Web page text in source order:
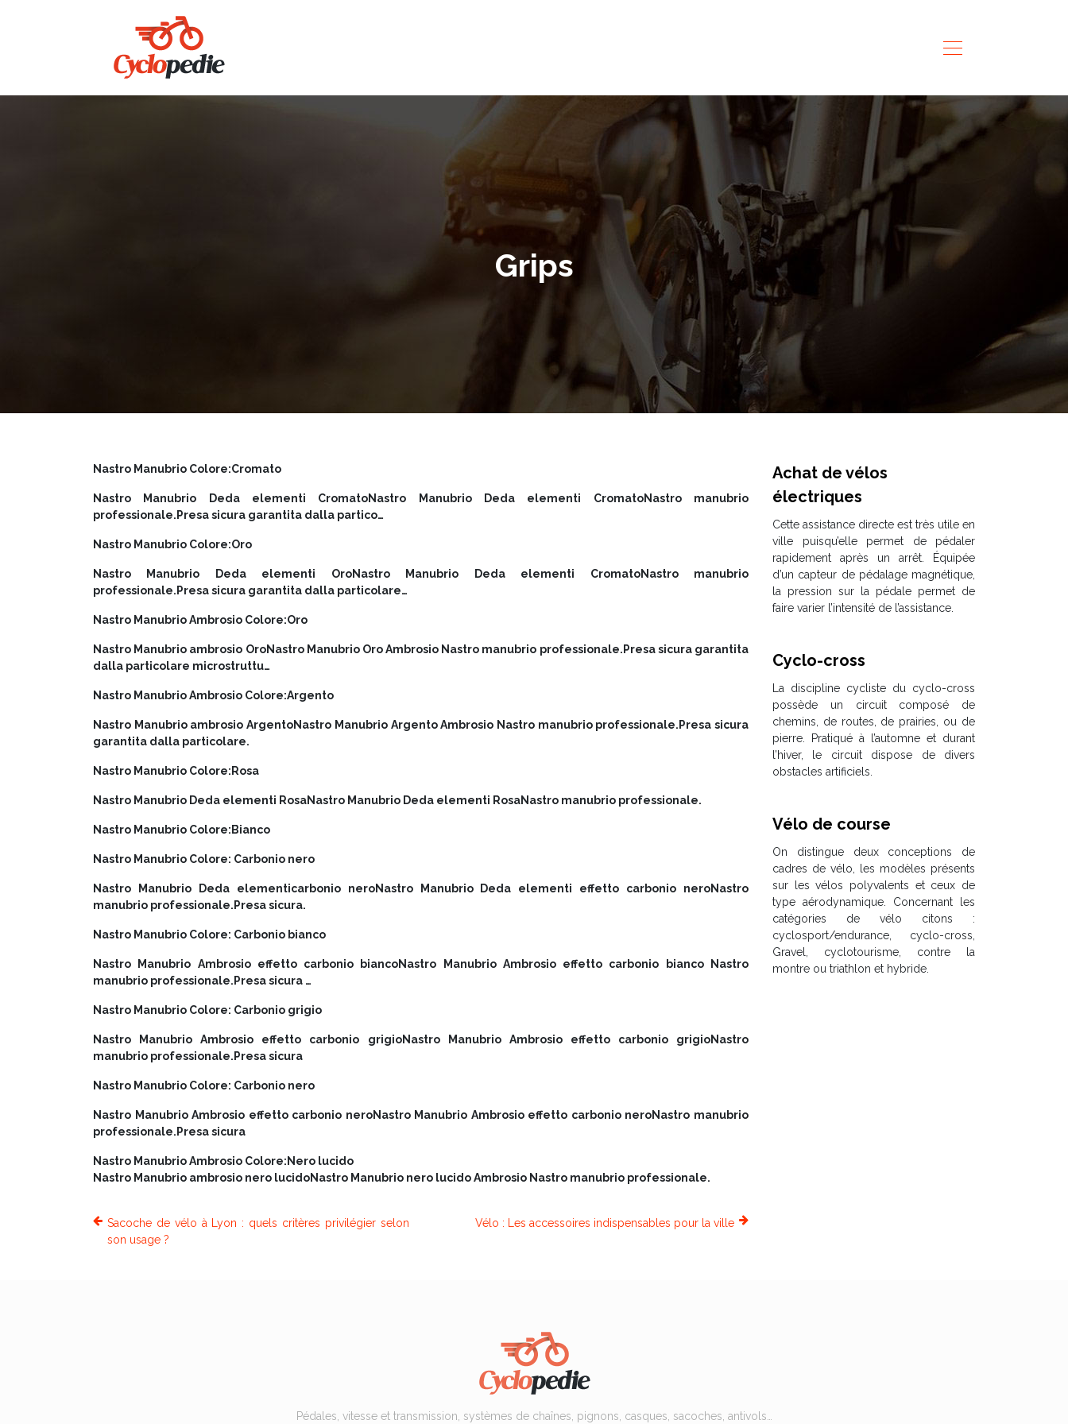
Grips
Nastro Manubrio Colore:Cromato
Nastro Manubrio Deda elementi CromatoNastro Manubrio Deda elementi CromatoNastro manubrio
professionale.Presa sicura garantita dalla partico…
Nastro Manubrio Colore:Oro
Nastro Manubrio Deda elementi OroNastro Manubrio Deda elementi CromatoNastro manubrio
professionale.Presa sicura garantita dalla particolare…
Nastro Manubrio Ambrosio Colore:Oro
Nastro Manubrio ambrosio OroNastro Manubrio Oro Ambrosio Nastro manubrio professionale.Presa sicura garantita
dalla particolare microstruttu…
Nastro Manubrio Ambrosio Colore:Argento
Nastro Manubrio ambrosio ArgentoNastro Manubrio Argento Ambrosio Nastro manubrio professionale.Presa sicura
garantita dalla particolare.
Nastro Manubrio Colore:Rosa
Nastro Manubrio Deda elementi RosaNastro Manubrio Deda elementi RosaNastro manubrio professionale.
Nastro Manubrio Colore:Bianco
Nastro Manubrio Colore: Carbonio nero
Nastro Manubrio Deda elementicarbonio neroNastro Manubrio Deda elementi effetto carbonio neroNastro
manubrio professionale.Presa sicura.
Nastro Manubrio Colore: Carbonio bianco
Nastro Manubrio Ambrosio effetto carbonio biancoNastro Manubrio Ambrosio effetto carbonio bianco Nastro
manubrio professionale.Presa sicura …
Nastro Manubrio Colore: Carbonio grigio
Nastro Manubrio Ambrosio effetto carbonio grigioNastro Manubrio Ambrosio effetto carbonio grigioNastro
manubrio professionale.Presa sicura
Nastro Manubrio Colore: Carbonio nero
Nastro Manubrio Ambrosio effetto carbonio neroNastro Manubrio Ambrosio effetto carbonio neroNastro manubrio
professionale.Presa sicura
Nastro Manubrio Ambrosio Colore:Nero lucido
Nastro Manubrio ambrosio nero lucidoNastro Manubrio nero lucido Ambrosio Nastro manubrio professionale.
Sacoche de vélo à Lyon : quels critères privilégier selon
son usage ?
Vélo : Les accessoires indispensables pour la ville
Achat de vélos
électriques
Cette assistance directe est très utile en
ville puisqu’elle permet de pédaler
rapidement après un arrêt. Équipée
d’un capteur de pédalage magnétique,
la pression sur la pédale permet de
faire varier l’intensité de l’assistance.
Cyclo-cross
La discipline cycliste du cyclo-cross
possède un circuit composé de
chemins, de routes, de prairies, ou de
pierre. Pratiqué à l’automne et durant
l’hiver, le circuit dispose de divers
obstacles artificiels.
Vélo de course
On distingue deux conceptions de
cadres de vélo, les modèles présents
sur les vélos polyvalents et ceux de
type aérodynamique. Concernant les
catégories de vélo citons :
cyclosport/endurance, cyclo-cross,
Gravel, cyclotourisme, contre la
montre ou triathlon et hybride.
Pédales, vitesse et transmission, systèmes de chaînes, pignons, casques, sacoches, antivols…